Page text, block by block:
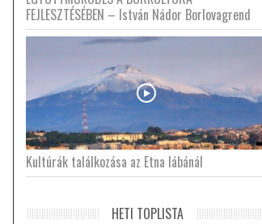
FEJLESZTÉSÉBEN – István Nádor Borlovagrend
Kultúrák találkozása az Etna lábánál
HETI TOPLISTA